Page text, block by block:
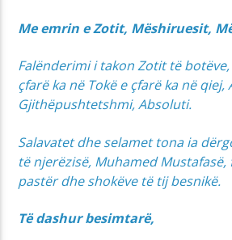
Me emrin e Zotit, Mëshiruesit,
Falënderimi i takon Zotit të
çfarë ka në Tokë e çfarë ka në qiej,
Gjithëpushtetshmi, Absoluti.
Salavatet dhe selamet tona ia
të njerëzisë, Muhamed
pastër dhe shokëve të tij besnikë.
Të dashur besimtarë,